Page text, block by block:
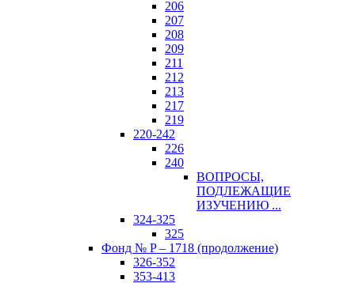
206
207
208
209
211
212
213
217
219
220-242
226
240
ВОПРОСЫ,
ПОДЛЕЖАЩИЕ
ИЗУЧЕНИЮ ...
324-325
325
Фонд № P – 1718 (продолжение)
326-352
353-413